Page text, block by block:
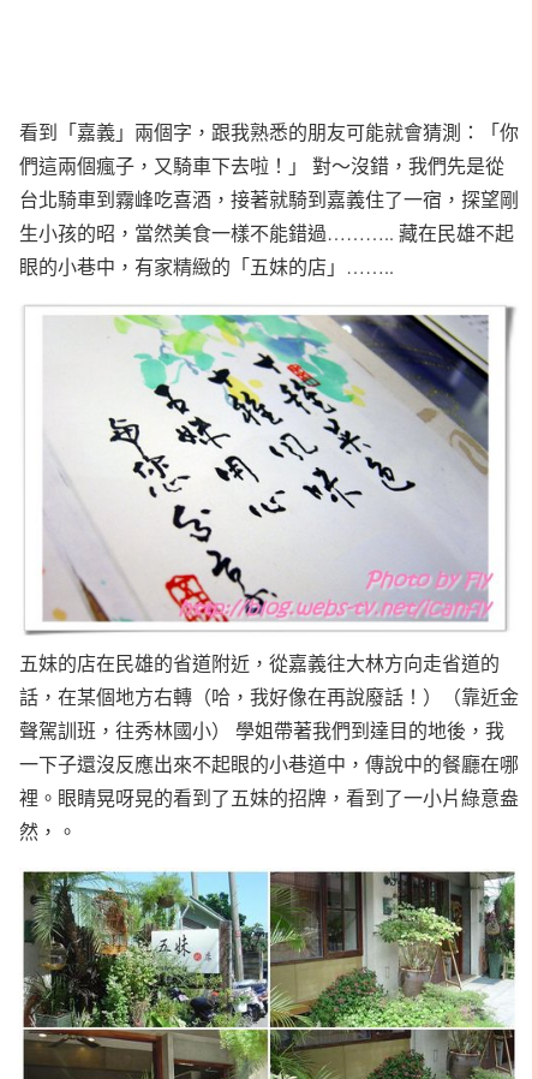
看到「嘉義」兩個字，跟我熟悉的朋友可能就會猜測：「你
們這兩個瘋子，又騎車下去啦！」 對～沒錯，我們先是從
台北騎車到霧峰吃喜酒，接著就騎到嘉義住了一宿，探望剛
生小孩的昭，當然美食一樣不能錯過……….. 藏在民雄不起
眼的小巷中，有家精緻的「五妹的店」……..
五妹的店在民雄的省道附近，從嘉義往大林方向走省道的
話，在某個地方右轉（哈，我好像在再說廢話！）（靠近金
聲駕訓班，往秀林國小） 學姐帶著我們到達目的地後，我
一下子還沒反應出來不起眼的小巷道中，傳說中的餐廳在哪
裡。眼睛晃呀晃的看到了五妹的招牌，看到了一小片綠意盎
然，。